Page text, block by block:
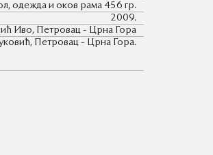
одежда и оков рама 456 гр.
2009.
Иво, Петровац - Црна Гора
Петровац - Црна Гора.